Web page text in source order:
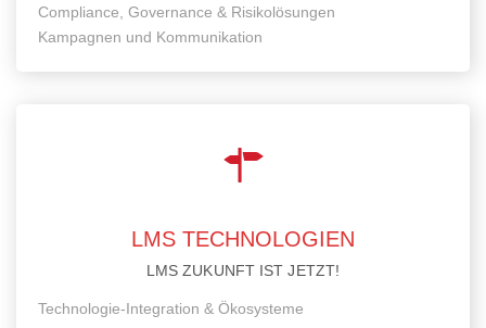
Compliance, Governance & Risikolösungen
Kampagnen und Kommunikation
LMS TECHNOLOGIEN
LMS ZUKUNFT IST JETZT!
Technologie-Integration & Ökosysteme